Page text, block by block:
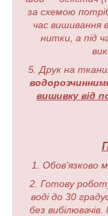
за схемою
час вишивання
нитки, а під
5. Друк на
вишивку від
1. Обов'язково
2. Готову
воді до 30
без